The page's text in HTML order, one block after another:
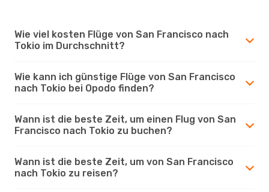
Wie viel kosten Flüge von San Francisco nach
Tokio im Durchschnitt?
Wie kann ich günstige Flüge von San Francisco
nach Tokio bei Opodo finden?
Wann ist die beste Zeit, um einen Flug von San
Francisco nach Tokio zu buchen?
Wann ist die beste Zeit, um von San Francisco
nach Tokio zu reisen?